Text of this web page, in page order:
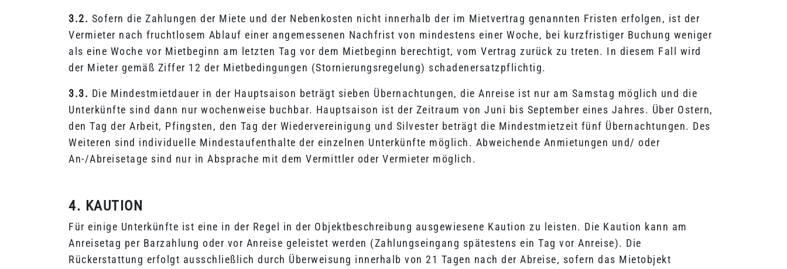
3.2. Sofern die Zahlungen der Miete und der Nebenkosten nicht innerhalb der im Mietvertrag genannten Fristen erfolgen, ist der
Vermieter nach fruchtlosem Ablauf einer angemessenen Nachfrist von mindestens einer Woche, bei kurzfristiger Buchung weniger
als eine Woche vor Mietbeginn am letzten Tag vor dem Mietbeginn berechtigt, vom Vertrag zurück zu treten. In diesem Fall wird
der Mieter gemäß Ziffer 12 der Mietbedingungen (Stornierungsregelung) schadenersatzpflichtig.
3.3. Die Mindestmietdauer in der Hauptsaison beträgt sieben Übernachtungen, die Anreise ist nur am Samstag möglich und die
Unterkünfte sind dann nur wochenweise buchbar. Hauptsaison ist der Zeitraum von Juni bis September eines Jahres. Über Ostern,
den Tag der Arbeit, Pfingsten, den Tag der Wiedervereinigung und Silvester beträgt die Mindestmietzeit fünf Übernachtungen. Des
Weiteren sind individuelle Mindestaufenthalte der einzelnen Unterkünfte möglich. Abweichende Anmietungen und/ oder
An-/Abreisetage sind nur in Absprache mit dem Vermittler oder Vermieter möglich.
4. KAUTION
Für einige Unterkünfte ist eine in der Regel in der Objektbeschreibung ausgewiesene Kaution zu leisten. Die Kaution kann am
Anreisetag per Barzahlung oder vor Anreise geleistet werden (Zahlungseingang spätestens ein Tag vor Anreise). Die
Rückerstattung erfolgt ausschließlich durch Überweisung innerhalb von 21 Tagen nach der Abreise, sofern das Mietobjekt